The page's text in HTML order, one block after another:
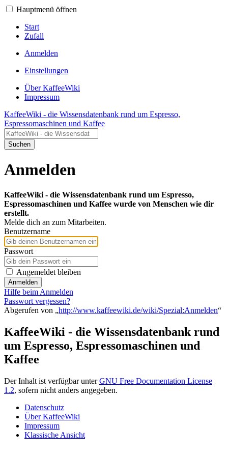
Hauptmenü öffnen
Start
Zufall
Anmelden
Einstellungen
Über KaffeeWiki
Impressum
KaffeeWiki - die Wissensdatenbank rund um Espresso,
Espressomaschinen und Kaffee
Suchen
Anmelden
KaffeeWiki - die Wissensdatenbank rund um Espresso,
Espressomaschinen und Kaffee wurde von Menschen wie dir
erstellt.
Melde dich an zum Mitarbeiten.
Benutzername
Passwort
Angemeldet bleiben
Anmelden
Hilfe beim Anmelden
Passwort vergessen?
Abgerufen von „http://www.kaffeewiki.de/wiki/Spezial:Anmelden“
KaffeeWiki - die Wissensdatenbank rund
um Espresso, Espressomaschinen und
Kaffee
Der Inhalt ist verfügbar unterGNU Free Documentation License
1.2, sofern nicht anders angegeben.
Datenschutz
Über KaffeeWiki
Impressum
Klassische Ansicht